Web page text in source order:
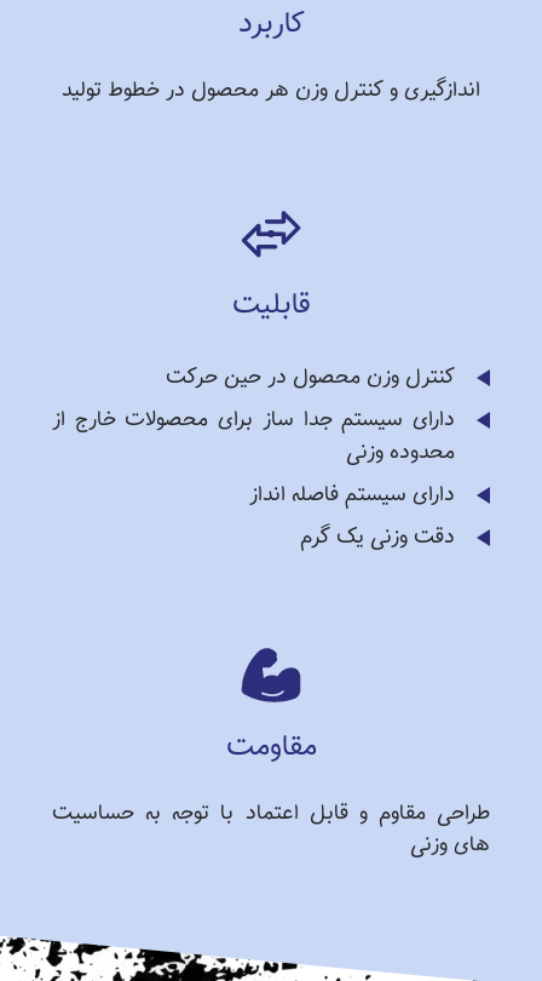
کاربرد
اندازگیری و کنترل وزن هر محصول در خطوط تولید
قابلیت
کنترل وزن محصول در حین حرکت
دارای سیستم جدا ساز برای محصولات خارج از
محدوده وزنی
دارای سیستم فاصله انداز
دقت وزنی یک گرم
مقاومت
طراحی مقاوم و قابل اعتماد با توجه به حساسیت
های وزنی